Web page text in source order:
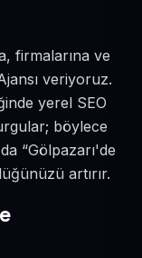
firmalarına ve
veriyoruz.
yerel SEO
böylece
“Gölpazarı'de
artırır.